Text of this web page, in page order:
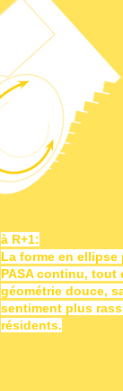
à R+1:
La forme en ellipse
PASA continu, tout
géométrie douce,
sentiment plus
résidents.